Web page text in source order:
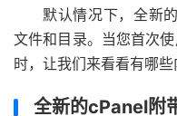
默认情况下，全新
文件和目录。当您首次
时，让我们来看看有哪些
全新的cPanel附